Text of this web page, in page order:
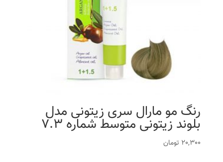
رنگ مو مارال سری زیتونی مدل
بلوند زیتونی متوسط شماره 7.3
20,300 تومان